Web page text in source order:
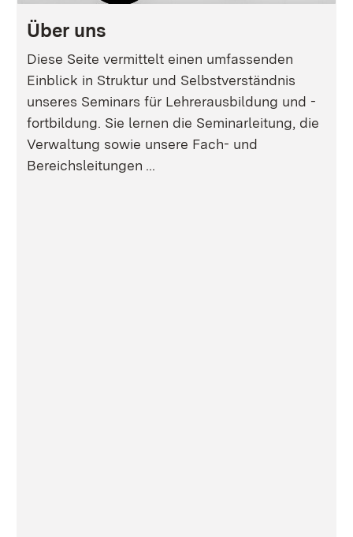
Über uns
Diese Seite vermittelt einen umfassenden
Einblick in Struktur und Selbstverständnis
unseres Seminars für Lehrerausbildung und -
fortbildung. Sie lernen die Seminarleitung, die
Verwaltung sowie unsere Fach- und
Bereichsleitungen ...